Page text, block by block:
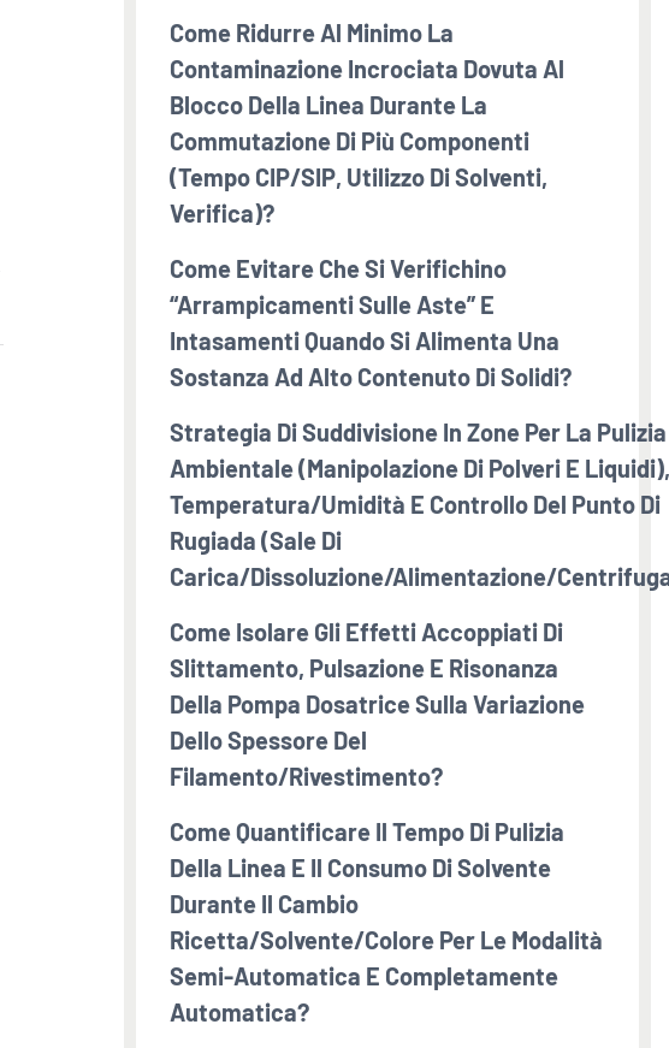
Come Ridurre Al Minimo La
Contaminazione Incrociata Dovuta Al
Blocco Della Linea Durante La
Commutazione Di Più Componenti
(tempo CIP/SIP, Utilizzo Di Solventi,
Verifica)?
Come Evitare Che Si Verifichino
“arrampicamenti Sulle Aste” E
Intasamenti Quando Si Alimenta Una
Sostanza Ad Alto Contenuto Di Solidi?
Strategia Di Suddivisione In Zone Per La Pulizia
Ambientale (manipolazione Di Polveri E Liquidi),
Temperatura/umidità E Controllo Del Punto Di
Rugiada (sale Di
Carica/dissoluzione/alimentazione/
Come Isolare Gli Effetti Accoppiati Di
Slittamento, Pulsazione E Risonanza
Della Pompa Dosatrice Sulla Variazione
Dello Spessore Del
Filamento/rivestimento?
Come Quantificare Il Tempo Di Pulizia
Della Linea E Il Consumo Di Solvente
Durante Il Cambio
Ricetta/solvente/colore Per Le Modalità
Semi-Automatica E Completamente
Automatica?